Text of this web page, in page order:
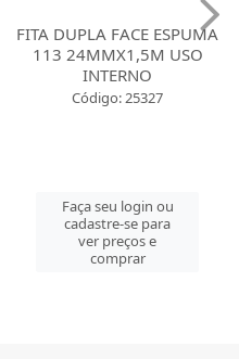
FITA DUPLA FACE ESPUMA
113 24MMX1,5M USO
INTERNO
Código: 25327
Faça seu login ou
cadastre-se para
ver preços e
comprar